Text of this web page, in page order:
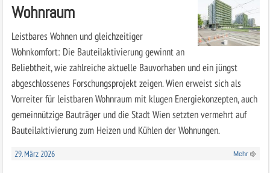
Wohnraum
Leistbares Wohnen und gleichzeitiger
Wohnkomfort: Die Bauteilaktivierung gewinnt an
Beliebtheit, wie zahlreiche aktuelle Bauvorhaben und ein jüngst
abgeschlossenes Forschungsprojekt zeigen. Wien erweist sich als
Vorreiter für leistbaren Wohnraum mit klugen Energiekonzepten, auch
gemeinnützige Bauträger und die Stadt Wien setzten vermehrt auf
Bauteilaktivierung zum Heizen und Kühlen der Wohnungen.
29. März 2026 Mehr